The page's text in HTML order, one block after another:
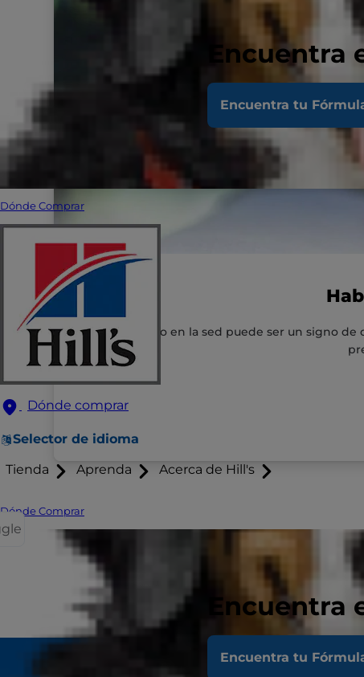
Encuentra tu
Dónde Comprar
Dónde comprar
Selector de idioma
Tienda Aprenda Acerca de Hill's
Dónde Comprar
Encuentra tu
Un aumento en la sed puede ser un signo